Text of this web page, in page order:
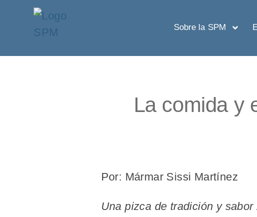
Sobre la SPM
La comida y
Por: Mármar Sissi Martínez
Una pizca de tradición y